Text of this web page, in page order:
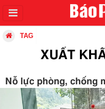
TAG
XUẤT
Nỗ lực phòng, chống